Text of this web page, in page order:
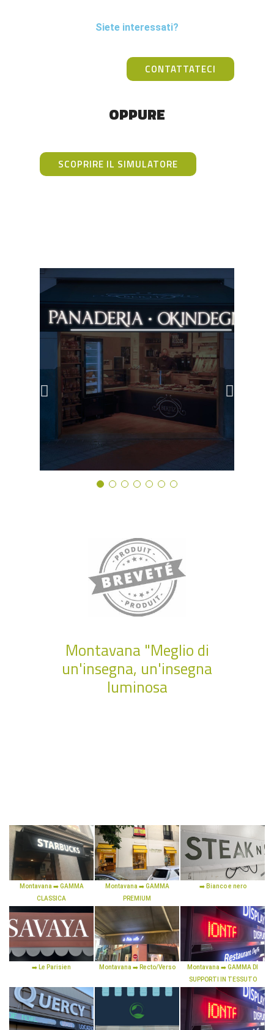
Siete interessati?
CONTATTATECI
OPPURE
SCOPRIRE IL SIMULATORE
Montavana "Meglio di
un'insegna, un'insegna
luminosa
Montavana ➡️ GAMMA
CLASSICA
Montavana ➡️ GAMMA
PREMIUM
➡️ Bianco e nero
➡️ Le Parisien Montavana ➡️ Recto/Verso
Montavana ➡️ GAMMA DI
SUPPORTI IN TESSUTO